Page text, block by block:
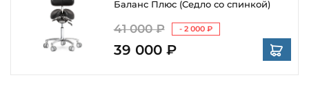
Баланс Плюс (Седло со спинкой)
41 000 ₽ - 2 000 ₽
39 000 ₽